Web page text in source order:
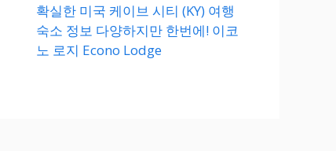
확실한 미국 케이브 시티 (KY) 여행
숙소 정보 다양하지만 한번에! 이코
노 로지 Econo Lodge